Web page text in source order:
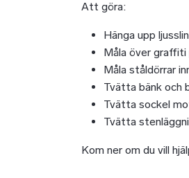
Att göra:
Hänga upp
Måla över
Måla ståldörrar
Tvätta bänk och
Tvätta sockel
Tvätta
Kom ner om du vill